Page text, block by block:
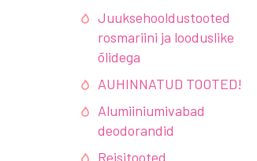
Juuksehooldustooted
rosmariini ja looduslike
õlidega
AUHINNATUD TOOTED!
Alumiiniumivabad
deodorandid
Reisitooted